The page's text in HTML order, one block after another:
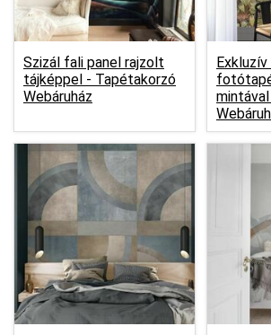
Szizál fali panel rajzolt
tájképpel - Tapétakorzó
Webáruház
Exkluzív